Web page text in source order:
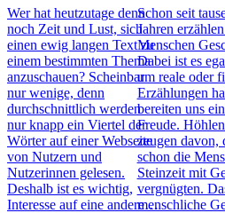
Wer hat heutzutage denn
noch Zeit und Lust, sich
einen ewig langen Text zu
einem bestimmten Thema
anzuschauen? Scheinbar
nur wenige, denn
durchschnittlich werden
nur knapp ein Viertel der
Wörter auf einer Webseite
von Nutzern und
Nutzerinnen gelesen.
Deshalb ist es wichtig,
Interesse auf eine andere…
Schon seit
Jahren
Menschen
Dabei ist es
um reale oder
Erzählungen
bereiten uns
Freude.
zeugen davon,
schon die
Steinzeit mit
vergnügten.
menschliche